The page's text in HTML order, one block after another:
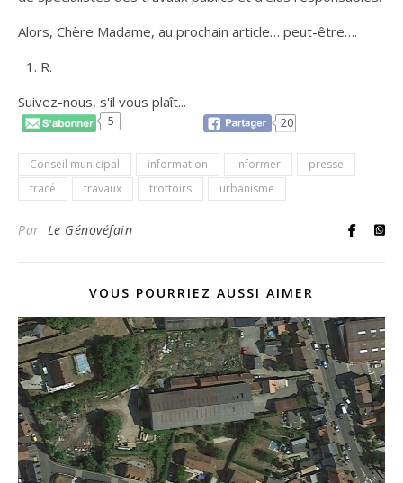
Alors, Chère Madame, au prochain article… peut-être….
R.
Suivez-nous, s'il vous plaît...
5 20
Conseil municipal information informer
presse
tracé
travaux trottoirs urbanisme
Par Le Génovéfain
VOUS POURRIEZ AUSSI AIMER